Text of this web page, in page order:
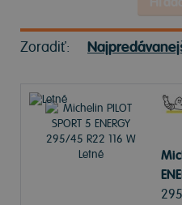
Zoradiť: